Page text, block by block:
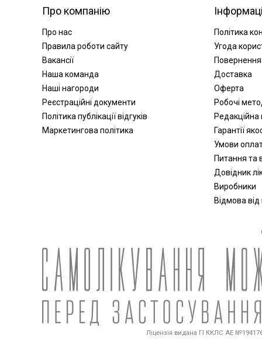
Про компанію
Про нас
Правила роботи сайту
Вакансії
Наша команда
Наші нагороди
Реєстраційні документи
Політика публікації відгуків
Маркетингова політика
Політика
Угода
Повернення
Доставка
Оферта
Робочі
Редакційна
Гарантії
Умови
Питання та
Довідник
Виробники
Відмова
Ліцензія видана ГІ ККЛС АЕ